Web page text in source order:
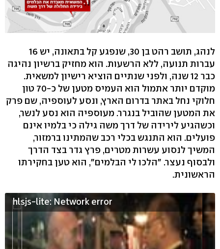
לנהג, תושב רהט בן 30, שנפגע קל בתאונה, יש 16
עברות תנועה, ללא הרשעות. הוא מחזיק ברשיון נהיגה
כבר 12 שנה, ולפני שנתיים הוציא רישיון למשאית.
מוקדם יותר אתמול הוא העמיס מטען של כ-70 טון
חלוקי נחל באתר בדרום הארץ, ונסע לעוספיה, שם פרק
את המטען שהוביל בנגרר. מעוספיה הוא נסע לנשר,
וכשהגיע לירידה של דרך משה גילה כי בלמיו אינם
פועלים. הוא התנגש בכלי רכב שהמתינו ברמזור,
המשיך לנסוע עשרות מטרים, פרץ גדר בצד הדרך
ולבסוף נעצר. "הלכו לי הבלמים", הוא טען בחקירתו
הראשונית.
hlsjs-lite: Network error